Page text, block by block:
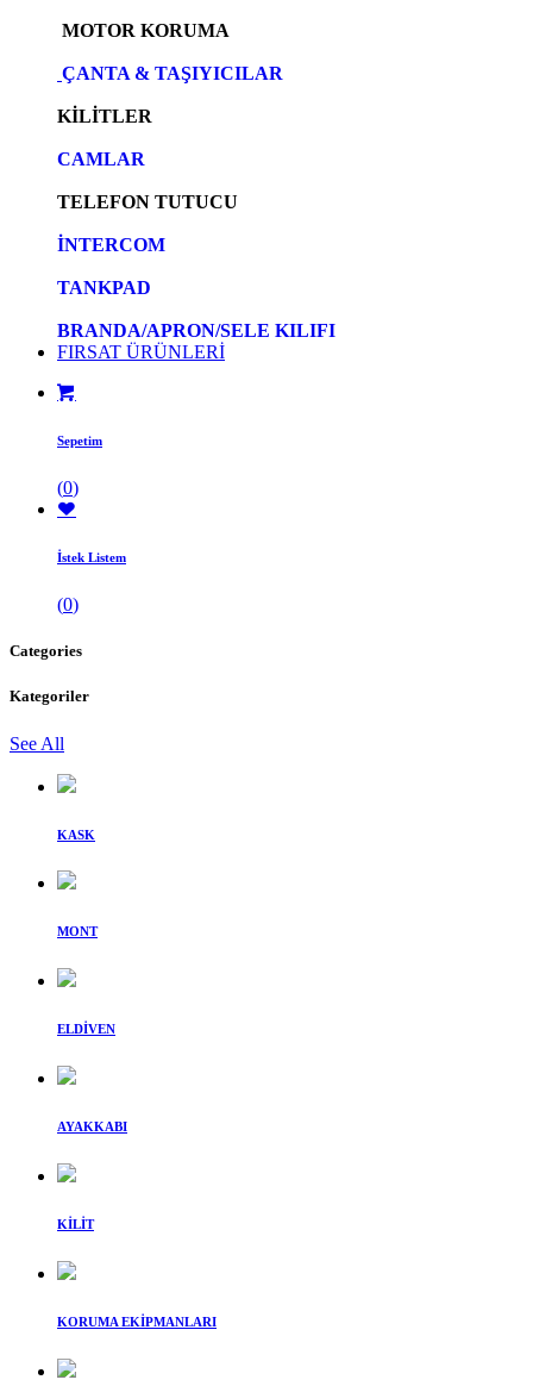
MOTOR KORUMA
ÇANTA & TAŞIYICILAR
KİLİTLER
CAMLAR
TELEFON TUTUCU
İNTERCOM
TANKPAD
BRANDA/APRON/SELE KILIFI
FIRSAT ÜRÜNLERİ
Sepetim
(0)
İstek Listem
(0)
Categories
Kategoriler
See All
KASK
MONT
ELDİVEN
AYAKKABI
KİLİT
KORUMA EKİPMANLARI